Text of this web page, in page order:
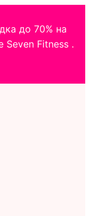
до 70% на
Fitness .